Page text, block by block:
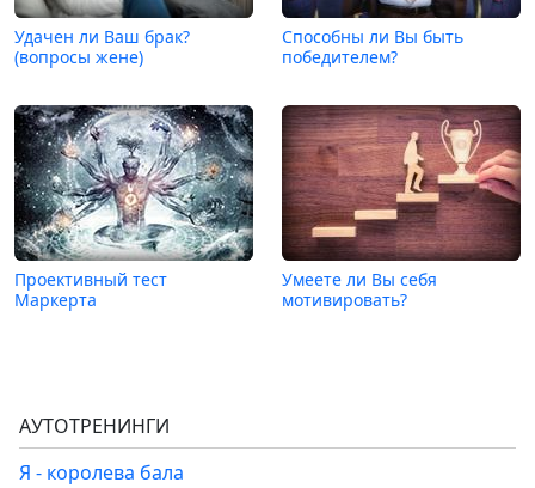
Удачен ли Ваш брак?
(вопросы жене)
Способны ли Вы быть
победителем?
Проективный тест
Маркерта
Умеете ли Вы себя
мотивировать?
АУТОТРЕНИНГИ
Я - королева бала